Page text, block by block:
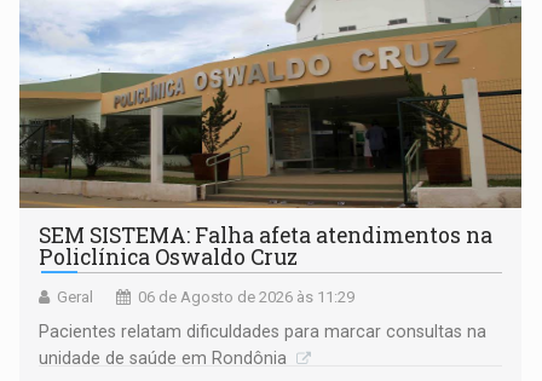
SEM SISTEMA: Falha afeta atendimentos na
Policlínica Oswaldo Cruz
Geral 06 de Agosto de 2026 às 11:29
Pacientes relatam dificuldades para marcar consultas na
unidade de saúde em Rondônia